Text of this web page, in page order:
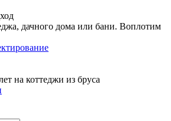
дачного дома или бани. Воплотим
на коттеджи из бруса